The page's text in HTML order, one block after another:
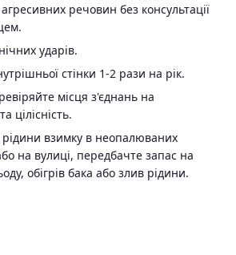
агресивних речовин без консультації
ударів.
стінки 1-2 рази на рік.
місця з'єднань на
цілісність.
рідини взимку в неопалюваних
на вулиці, передбачте запас на
обігрів бака або злив рідини.